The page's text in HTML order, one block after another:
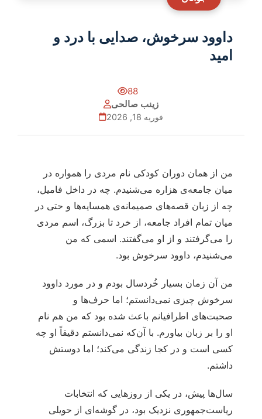
داوود سرخوش، صدایی با درد و
امید
88
زینب صالحی
فوریه 18, 2026
من از همان دوران کودکی نام مردی را همواره در
میان جامعه‌ی هزاره می‌شنیدم. چه در داخل فامیل،
چه از زبان قصه‌های صمیمانه‌ی همسایه‌ها و حتی در
میان تمام افراد جامعه، از خرد تا بزرگ، اسم مردی
را می‌گرفتند و از او می‌گفتند. اسمی که من
می‌شنیدم، داوود سرخوش بود.
من آن زمان بسیار خُردسال بودم و در مورد داوود
سرخوش چیزی نمی‌دانستم؛ اما حرف‌ها و
صحبت‌های اطرافیانم باعث شده بود که من هم نام
او را بر زبان بیاورم. با آن‌که نمی‌دانستم دقیقاً او چه
کسی است و در کجا زندگی می‌کند؛ اما دوستش
داشتم.
سال‌ها پیش، در یکی از روزهایی که انتخابات
ریاست‌جمهوری نزدیک بود، در گوشه‌ای از حویلی